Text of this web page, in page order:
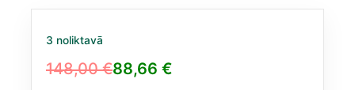
3 noliktavā
148,00€
Original
88,66 €
Current